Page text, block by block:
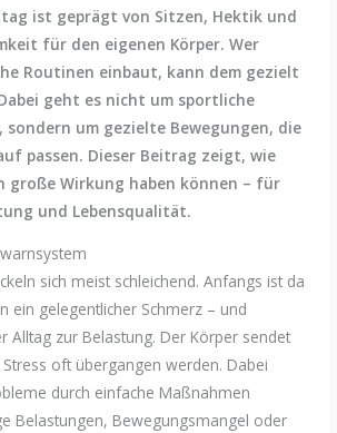
ist geprägt von Sitzen, Hektik und
für den eigenen Körper. Wer
Routinen einbaut, kann dem gezielt
geht es nicht um sportliche
um gezielte Bewegungen, die
passen. Dieser Beitrag zeigt, wie
große Wirkung haben können – für
und Lebensqualität.
sich meist schleichend. Anfangs ist da
ein gelegentlicher Schmerz – und
Alltag zur Belastung. Der Körper sendet
oft übergangen werden. Dabei
durch einfache Maßnahmen
Belastungen, Bewegungsmangel oder